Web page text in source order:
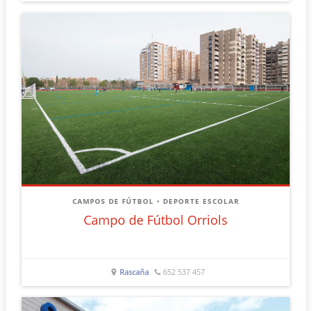
CAMPOS DE FÚTBOL • DEPORTE ESCOLAR
Campo de Fútbol Orriols
Rascaña 652 537 457